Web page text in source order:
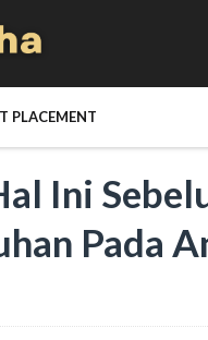
PLACEMENT
Ini
Pada